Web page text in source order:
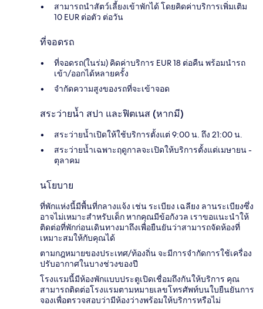
สามารถนำสัตว์เลี้ยงเข้าพักได้ โดยคิดค่าบริการเพิ่มเติม
10 EUR ต่อตัว ต่อวัน
ที่จอดรถ
ที่จอดรถ(ในร่ม) คิดค่าบริการ EUR 18 ต่อคืน พร้อมนำรถ
เข้า/ออกได้หลายครั้ง
จำกัดความสูงของรถที่จะเข้าจอด
สระว่ายน้ำ สปา และฟิตเนส (หากมี)
สระว่ายน้ำเปิดให้ใช้บริการตั้งแต่ 9:00 น. ถึง 21:00 น.
สระว่ายน้ำเฉพาะฤดูกาลจะเปิดให้บริการตั้งแต่เมษายน -
ตุลาคม
นโยบาย
ที่พักแห่งนี้มีพื้นที่กลางแจ้ง เช่น ระเบียง เฉลียง ลานระเบียงซึ่ง
อาจไม่เหมาะสำหรับเด็ก หากคุณมีข้อกังวล เราขอแนะนำให้
ติดต่อที่พักก่อนเดินทางมาถึงเพื่อยืนยันว่าสามารถจัดห้องที่
เหมาะสมให้กับคุณได้
ตามกฎหมายของประเทศ/ท้องถิ่น จะมีการจำกัดการใช้เครื่อง
ปรับอากาศในบางช่วงของปี
โรงแรมนี้มีห้องพักแบบประตูเปิดเชื่อมถึงกันให้บริการ คุณ
สามารถติดต่อโรงแรมตามหมายเลขโทรศัพท์บนใบยืนยันการ
จองเพื่อตรวจสอบว่ามีห้องว่างพร้อมให้บริการหรือไม่